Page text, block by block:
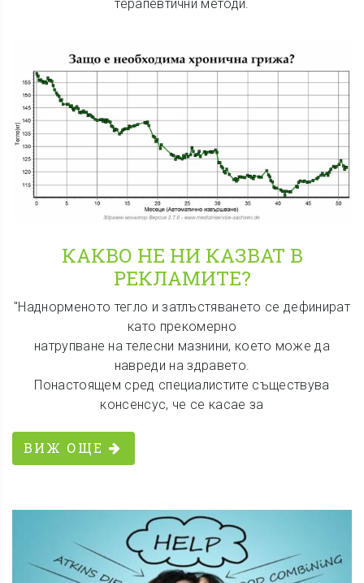
терапевтични методи.
КАКВО НЕ НИ КАЗВАТ В
РЕКЛАМИТЕ?
"Наднорменото тегло и затлъстяването се дефинират
като прекомерно
натрупване на телесни мазнини, което може да
навреди на здравето.
Понастоящем сред специалистите съществува
консенсус, че се касае за
ВИЖ ОЩЕ